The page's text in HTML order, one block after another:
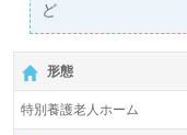
ど
弊社担当が1対1で
形態
特別養護老人ホーム